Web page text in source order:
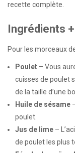
recette complète.
Ingrédients
Pour les morceaux
Poulet – Vous
cuisses de poulet
de la taille d’une
Huile de sésame
poulet.
Jus de lime –
de poulet les plus